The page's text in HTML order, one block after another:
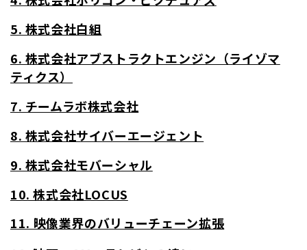
5. 株式会社白組
6. 株式会社アブストラクトエンジン（ライゾマ
ティクス）
7. チームラボ株式会社
8. 株式会社サイバーエージェント
9. 株式会社モバーシャル
10. 株式会社LOCUS
11. 映像業界のバリューチェーン拡張